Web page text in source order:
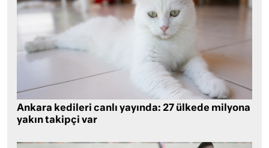
Ankara kedileri canlı yayında: 27 ülkede milyona
yakın takipçi var